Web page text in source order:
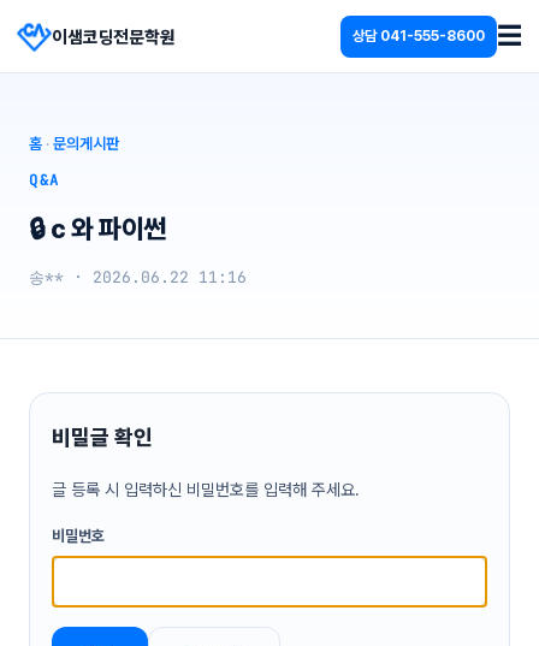
이샘코딩전문학원 상담 041-555-8600 ☰
홈 · 문의게시판
Q&A
🔒 c 와 파이썬
송** · 2026.06.22 11:16
비밀글 확인
글 등록 시 입력하신 비밀번호를 입력해 주세요.
비밀번호